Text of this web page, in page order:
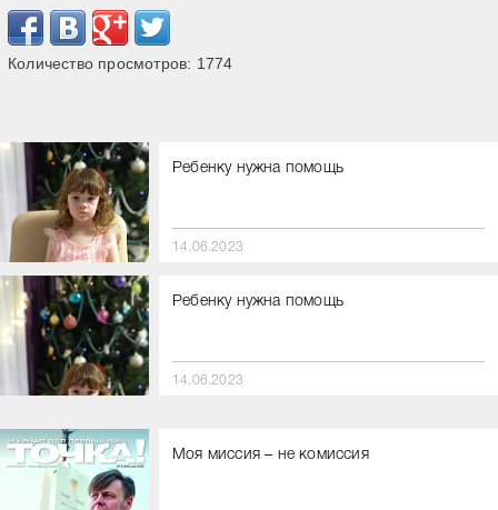
Количество просмотров: 1774
Ребенку нужна помощь
14.06.2023
Ребенку нужна помощь
14.06.2023
Моя миссия – не комиссия